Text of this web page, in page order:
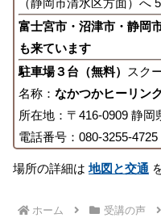
（静岡市清水区方面）へ
富士宮市・沼津市・静岡
も来ています
駐車場３台（無料）
スク
名称： なかつかヒーリン
所在地：〒416-0909 静
電話番号：080-3255-4725
場所の詳細は地図と交通
ホーム 受講の声